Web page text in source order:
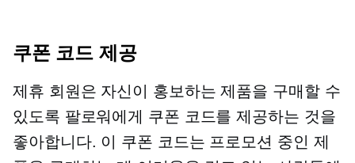
쿠폰 코드 제공
제휴 회원은 자신이 홍보하는 제품을 구매할 수
있도록 팔로워에게 쿠폰 코드를 제공하는 것을
좋아합니다. 이 쿠폰 코드는 프로모션 중인 제